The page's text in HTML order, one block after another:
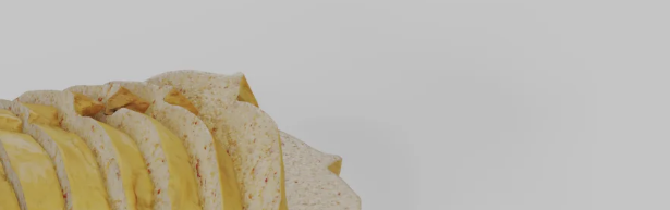
energía, e identificación de los
puntos críticos de control del
proceso.
Selección de la norma de diseño
sanitario adaptada a los requisitos